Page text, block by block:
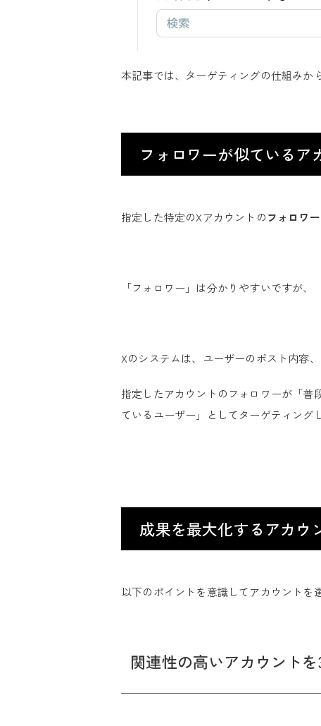
本記事では、ターゲティングの仕組みか
フォロワーが似ているア
指定した特定のXアカウントのフォロワー
「フォロワー」は分かりやすいですが
Xのシステムは、ユーザーのポスト内容
指定したアカウントのフォロワーが「
ているユーザー」としてターゲティング
成果を最大化するアカウ
以下のポイントを意識してアカウントを
関連性の高いアカウント